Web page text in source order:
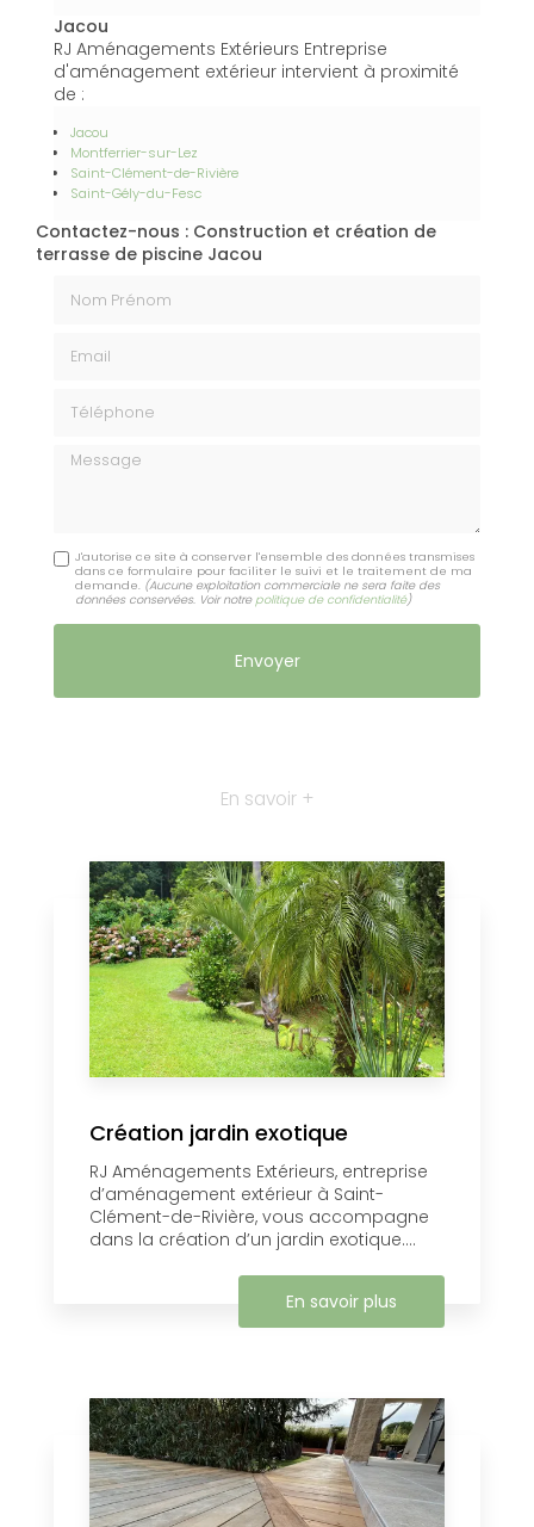
Jacou
RJ Aménagements Extérieurs Entreprise
d'aménagement extérieur intervient à proximité
de :
Jacou
Montferrier-sur-Lez
Saint-Clément-de-Rivière
Saint-Gély-du-Fesc
Contactez-nous : Construction et création de
terrasse de piscine Jacou
Message
J'autorise ce site à conserver l'ensemble des données transmises
dans ce formulaire pour faciliter le suivi et le traitement de ma
demande. (Aucune exploitation commerciale ne sera faite des
données conservées. Voir notre politique de confidentialité)
En savoir +
Création jardin exotique
RJ Aménagements Extérieurs, entreprise
d’aménagement extérieur à Saint-
Clément-de-Rivière, vous accompagne
dans la création d’un jardin exotique....
En savoir plus